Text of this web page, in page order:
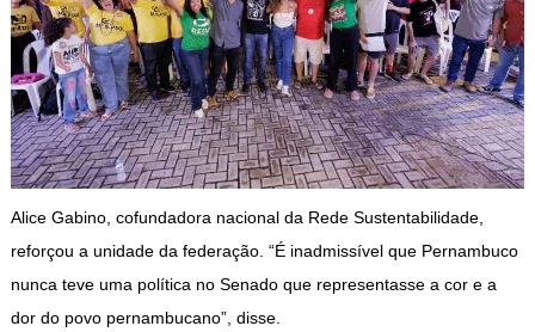
Alice Gabino, cofundadora nacional da Rede Sustentabilidade,
reforçou a unidade da federação. “É inadmissível que Pernambuco
nunca teve uma política no Senado que representasse a cor e a
dor do povo pernambucano”, disse.